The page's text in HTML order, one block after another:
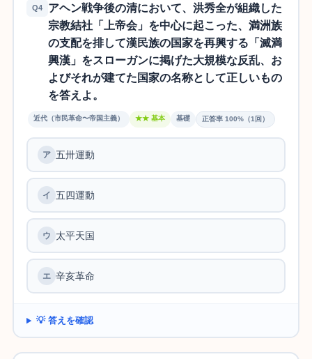
Q4
アヘン戦争後の清において、洪秀全が組織した
宗教結社「上帝会」を中心に起こった、満洲族
の支配を排して漢民族の国家を再興する「滅満
興漢」をスローガンに掲げた大規模な反乱、お
よびそれが建てた国家の名称として正しいもの
を答えよ。
近代（市民革命〜帝国主義） ★★ 基本 基礎 正答率 100%（1回）
ア 五卅運動
イ 五四運動
ウ 太平天国
エ 辛亥革命
💡 答えを確認